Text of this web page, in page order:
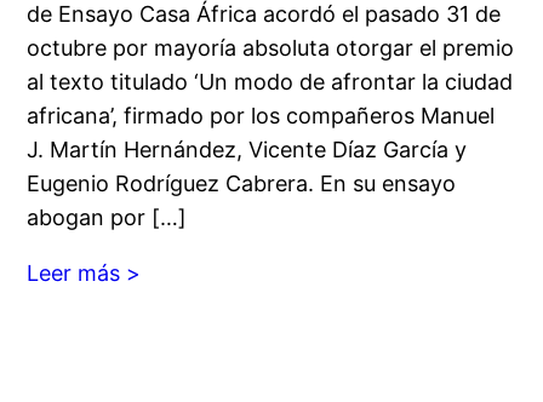
de Ensayo Casa África acordó el pasado 31 de
octubre por mayoría absoluta otorgar el premio
al texto titulado ‘Un modo de afrontar la ciudad
africana’, firmado por los compañeros Manuel
J. Martín Hernández, Vicente Díaz García y
Eugenio Rodríguez Cabrera. En su ensayo
abogan por […]
Leer más >